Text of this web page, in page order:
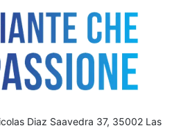
Diaz Saavedra 37, 35002 Las